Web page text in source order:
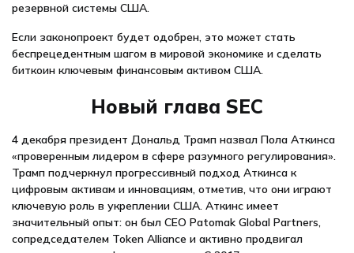
резервной системы США.
Если законопроект будет одобрен, это может стать
беспрецедентным шагом в мировой экономике и сделать
биткоин ключевым финансовым активом США.
Новый глава SEC
4 декабря президент Дональд Трамп назвал Пола Аткинса
«проверенным лидером в сфере разумного регулирования».
Трамп подчеркнул прогрессивный подход Аткинса к
цифровым активам и инновациям, отметив, что они играют
ключевую роль в укреплении США. Аткинс имеет
значительный опыт: он был CEO Patomak Global Partners,
сопредседателем Token Alliance и активно продвигал